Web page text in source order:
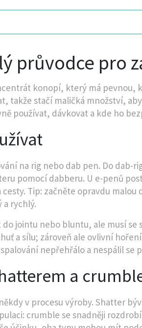
průvodce pro
konopí, který má pevnou,
takže stačí maličká množství,
používat, dávkovat a kde ho
na rig nebo dab pen. Do dab-
pomocí dabberu. U e-penů
Tip: začněte opravdu
a rychlý.
jointu nebo bluntu, ale musí
a sílu; zároveň ale ovlivní
nepřehřálo a nespálil se
a
v procesu výroby. Shatter
crumble se snadněji